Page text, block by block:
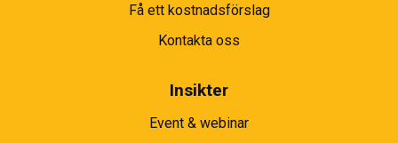
Få ett kostnadsförslag
Kontakta oss
Insikter
Event & webinar